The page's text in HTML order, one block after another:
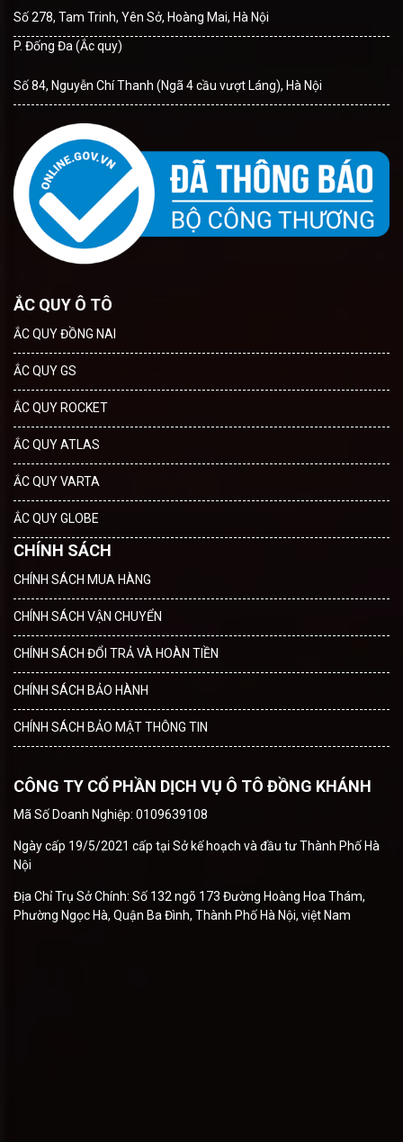
Số 278, Tam Trinh, Yên Sở, Hoàng Mai, Hà Nội
P. Đống Đa (Ắc quy)
Số 84, Nguyễn Chí Thanh (Ngã 4 cầu vượt Láng), Hà Nội
ẮC QUY Ô TÔ
ẮC QUY ĐỒNG NAI
ẮC QUY GS
ẮC QUY ROCKET
ẮC QUY ATLAS
ẮC QUY VARTA
ẮC QUY GLOBE
CHÍNH SÁCH
CHÍNH SÁCH MUA HÀNG
CHÍNH SÁCH VẬN CHUYỂN
CHÍNH SÁCH ĐỔI TRẢ VÀ HOÀN TIỀN
CHÍNH SÁCH BẢO HÀNH
CHÍNH SÁCH BẢO MẬT THÔNG TIN
CÔNG TY CỔ PHẦN DỊCH VỤ Ô TÔ ĐỒNG KHÁNH
Mã Số Doanh Nghiệp: 0109639108
Ngày cấp 19/5/2021 cấp tại Sở kế hoạch và đầu tư Thành Phố Hà
Nội
Địa Chỉ Trụ Sở Chính: Số 132 ngõ 173 Đường Hoàng Hoa Thám,
Phường Ngọc Hà, Quận Ba Đình, Thành Phố Hà Nội, việt Nam